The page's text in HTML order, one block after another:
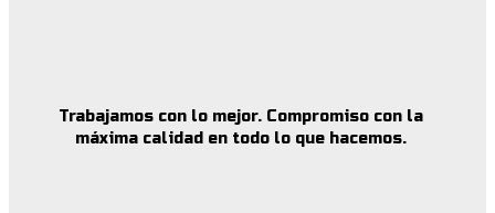
Trabajamos con lo mejor. Compromiso con la
máxima calidad en todo lo que hacemos.